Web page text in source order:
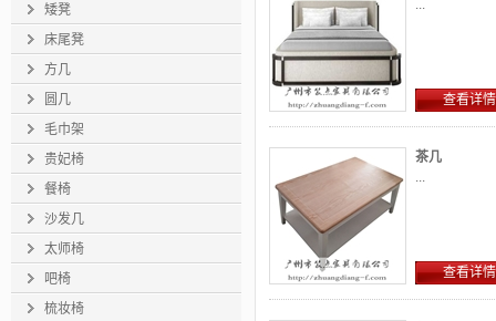
矮凳
床尾凳
方几
圆几
毛巾架
贵妃椅
餐椅
沙发几
太师椅
吧椅
梳妆椅
...
查看详情
茶几
...
查看详情